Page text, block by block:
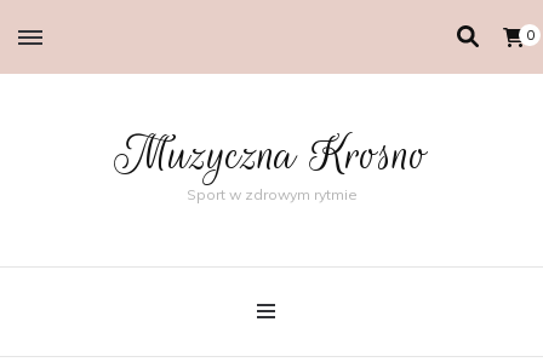
0
Muzyczna Krosno
Sport w zdrowym rytmie